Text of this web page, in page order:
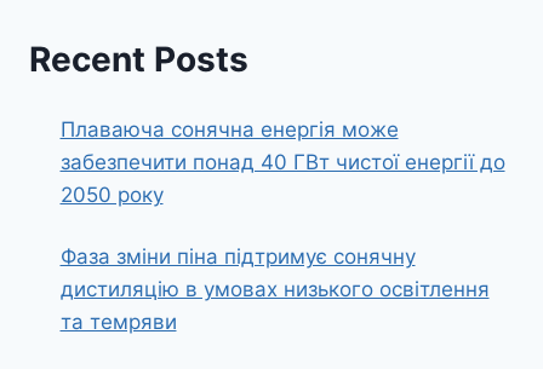
Recent Posts
Плаваюча сонячна енергія може
забезпечити понад 40 ГВт чистої енергії до
2050 року
Фаза зміни піна підтримує сонячну
дистиляцію в умовах низького освітлення
та темряви